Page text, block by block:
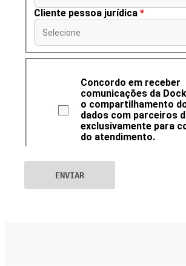
Cliente pessoa jurídica *
Selecione
Concordo em receber
comunicações da
o compartilhamento
dados com parceiros
exclusivamente para
do atendimento.